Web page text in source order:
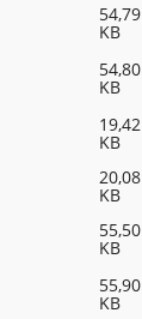
54,79
KB
54,80
KB
19,42
KB
20,08
KB
55,50
KB
55,90
KB